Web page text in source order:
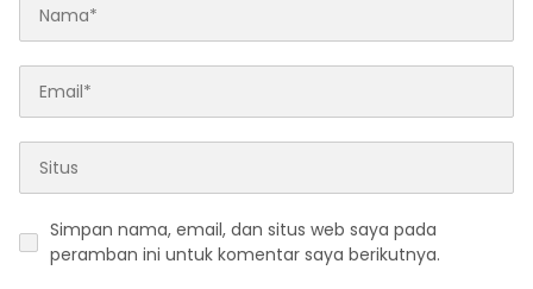
Simpan nama, email, dan situs web saya pada
peramban ini untuk komentar saya berikutnya.